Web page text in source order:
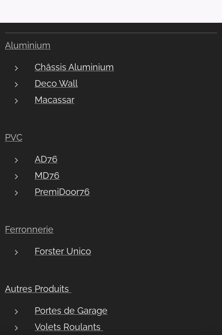
Aluminium
Châssis Aluminium
Deco Wall
Macassar
PVC
AD76
MD76
PremiDoor76
Ferronnerie
Forster Unico
Autres Produits
Portes de Garage
Volets Roulants